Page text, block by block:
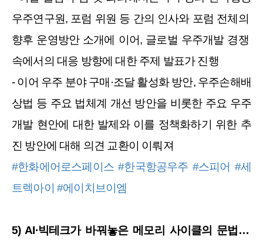
우주연구원, 포럼 위원 등 간의 인사와 포럼 전체의
향후 운영방안 소개에 이어, 글로벌 우주개발 경쟁
속에서의 대응 방향에 대한 주제 발표가 진행
- 이어 우주 분야 구매·조달 활성화 방안, 우주손해배
상법 등 주요 법체계 개선 방안을 비롯한 주요 우주
개발 현안에 대한 발제와 이를 정책화하기 위한 추
진 방안에 대해 의견 교환이 이뤄져
#한화에어로스페이스 #한국항공우주 #스피어 #세
트렉아이 #에이치브이엠
5) AI·빅테크가 바꿔놓은 메모리 사이클의 문법…